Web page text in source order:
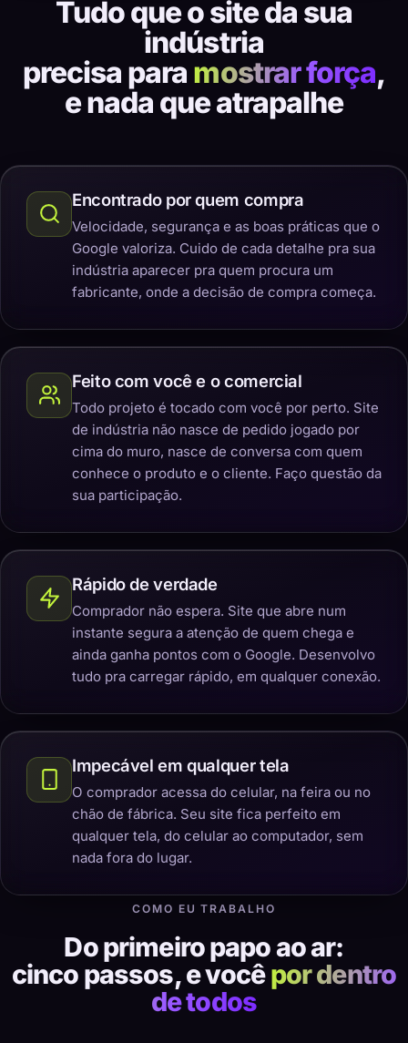
Tudo que o site da sua
indústria
precisa para mostrar força,
e nada que atrapalhe
Encontrado por quem compra
Velocidade, segurança e as boas práticas que o
Google valoriza. Cuido de cada detalhe pra sua
indústria aparecer pra quem procura um
fabricante, onde a decisão de compra começa.
Feito com você e o comercial
Todo projeto é tocado com você por perto. Site
de indústria não nasce de pedido jogado por
cima do muro, nasce de conversa com quem
conhece o produto e o cliente. Faço questão da
sua participação.
Rápido de verdade
Comprador não espera. Site que abre num
instante segura a atenção de quem chega e
ainda ganha pontos com o Google. Desenvolvo
tudo pra carregar rápido, em qualquer conexão.
Impecável em qualquer tela
O comprador acessa do celular, na feira ou no
chão de fábrica. Seu site fica perfeito em
qualquer tela, do celular ao computador, sem
nada fora do lugar.
COMO EU TRABALHO
Do primeiro papo ao ar:
cinco passos, e vocêpor dentro
de todos